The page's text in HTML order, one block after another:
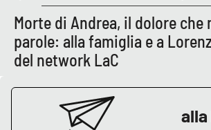
Crotone
Vibo Valentia
Reggio Calabria
Cosenza
Morte di Andrea, il dolore che
parole: alla famiglia e a
del network LaC